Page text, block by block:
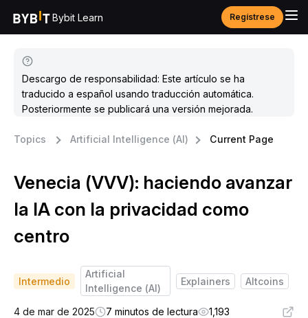
Bybit Learn Regístrese
Descargo de responsabilidad: Este artículo se ha
traducido a español usando traducción automática.
Posteriormente se publicará una versión mejorada.
Topics Artificial Intelligence (AI) Current Page
Venecia (VVV): haciendo avanzar
la IA con la privacidad como
centro
Intermedio
Artificial
Intelligence (AI)
Explainers Altcoins
4 de mar de 2025 7 minutos de lectura 1,193